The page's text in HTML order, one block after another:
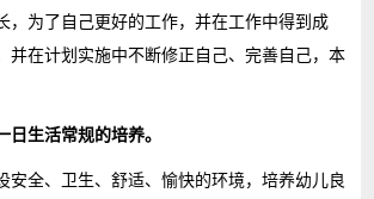
，为了自己更好的工作，并在工作中得到成
并在计划实施中不断修正自己、完善自己，本
日生活常规的培养。
安全、卫生、舒适、愉快的环境，培养幼儿良